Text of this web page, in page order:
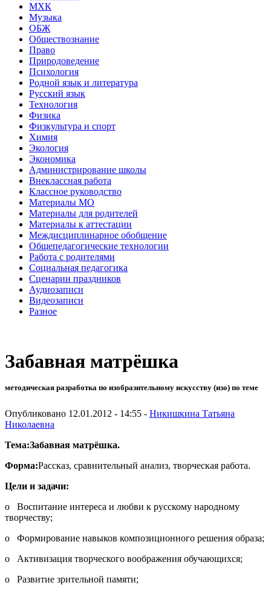
МХК
Музыка
ОБЖ
Обществознание
Право
Природоведение
Психология
Родной язык и литература
Русский язык
Технология
Физика
Физкультура и спорт
Химия
Экология
Экономика
Администрирование школы
Внеклассная работа
Классное руководство
Материалы МО
Материалы для родителей
Материалы к аттестации
Междисциплинарное обобщение
Общепедагогические технологии
Работа с родителями
Социальная педагогика
Сценарии праздников
Аудиозаписи
Видеозаписи
Разное
Забавная матрёшка
методическая разработка по изобразительному искусству (изо) по теме
Опубликовано 12.01.2012 - 14:55 - Никишкина Татьяна
Николаевна
Тема:Забавная матрёшка.
Форма:Рассказ, сравнительный анализ, творческая работа.
Цели и задачи:
o Воспитание интереса и любви к русскому народному
творчеству;
o Формирование навыков композиционного решения образа;
o Активизация творческого воображения обучающихся;
o Развитие зрительной памяти;